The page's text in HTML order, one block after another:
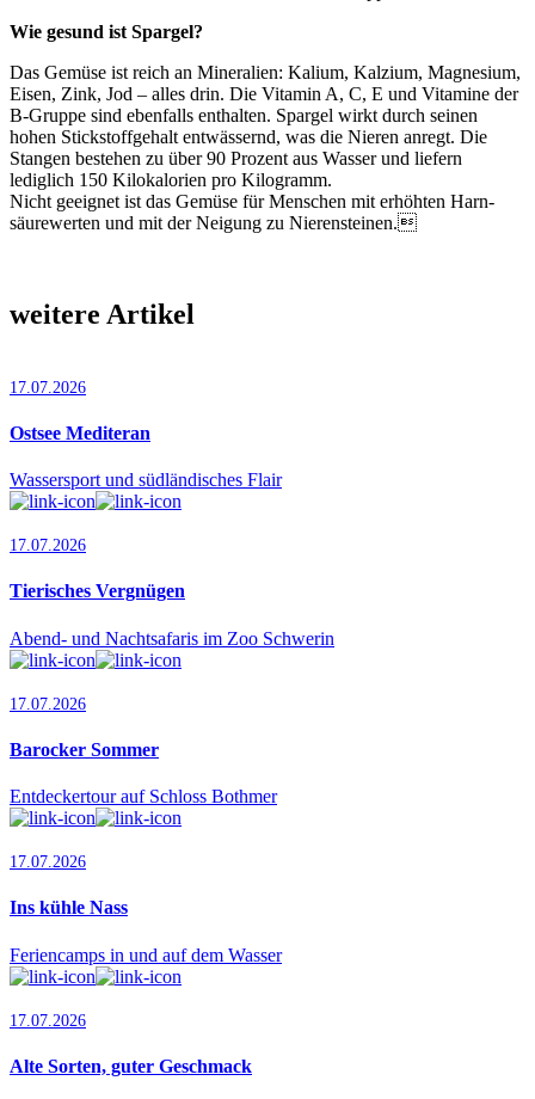
Wie gesund ist Spargel?
Das Gemüse ist reich an Mineralien: Kalium, Kalzium, Magnesium,
Eisen, Zink, Jod – alles drin. Die Vitamin A, C, E und Vitamine der
B-Gruppe sind ebenfalls enthalten. Spargel wirkt durch seinen
hohen Stickstoffgehalt entwässernd, was die Nieren anregt. Die
Stangen bestehen zu über 90 Prozent aus Wasser und liefern
lediglich 150 Kilokalorien pro Kilogramm.
Nicht geeignet ist das Gemüse für Menschen mit erhöhten Harn­
säurewerten und mit der Neigung zu Nierensteinen.
weitere Artikel
17.07.2026
Ostsee Mediteran
Wassersport und südländisches Flair
17.07.2026
Tierisches Vergnügen
Abend- und Nachtsafaris im Zoo Schwerin
17.07.2026
Barocker Sommer
Entdeckertour auf Schloss Bothmer
17.07.2026
Ins kühle Nass
Feriencamps in und auf dem Wasser
17.07.2026
Alte Sorten, guter Geschmack